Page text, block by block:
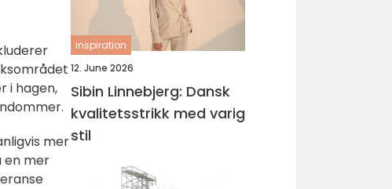
i hagen,
mer
en mer
inspiration
12. June 2026
Sibin Linnebjerg: Dansk
kvalitetsstrikk med varig
stil